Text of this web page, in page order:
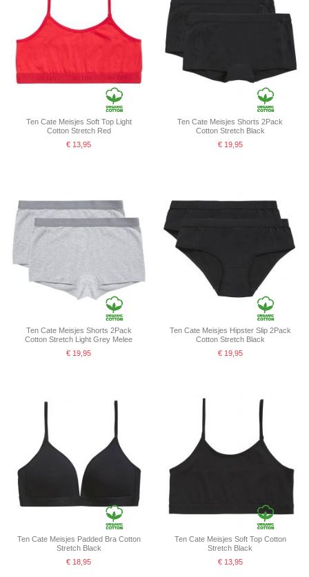
Ten Cate Meisjes Soft Top Light
Cotton Stretch Red
€ 13,95
Ten Cate Meisjes Shorts 2Pack
Cotton Stretch Black
€ 19,95
Ten Cate Meisjes Shorts 2Pack
Cotton Stretch Light Grey Melee
€ 19,95
Ten Cate Meisjes Hipster Slip 2Pack
Cotton Stretch Black
€ 19,95
Ten Cate Meisjes Padded Bra Cotton
Stretch Black
€ 18,95
Ten Cate Meisjes Soft Top Cotton
Stretch Black
€ 13,95